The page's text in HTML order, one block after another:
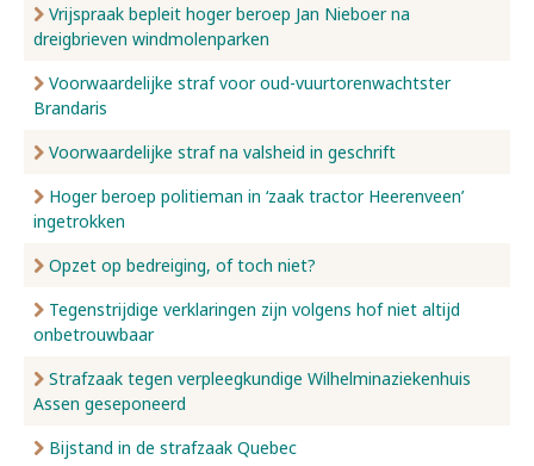
Vrijspraak bepleit hoger beroep Jan Nieboer na
dreigbrieven windmolenparken
Voorwaardelijke straf voor oud-vuurtorenwachtster
Brandaris
Voorwaardelijke straf na valsheid in geschrift
Hoger beroep politieman in ‘zaak tractor Heerenveen’
ingetrokken
Opzet op bedreiging, of toch niet?
Tegenstrijdige verklaringen zijn volgens hof niet altijd
onbetrouwbaar
Strafzaak tegen verpleegkundige Wilhelminaziekenhuis
Assen geseponeerd
Bijstand in de strafzaak Quebec